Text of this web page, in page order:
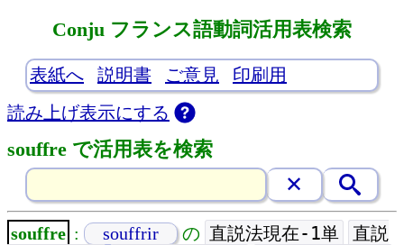
Conju フランス語動詞活用表検索
表紙へ 説明書 ご意見
印刷用
読み上げ表示にする
souffre で活用表を検索
souffre : souffrir の 直説法現在-1単
直説